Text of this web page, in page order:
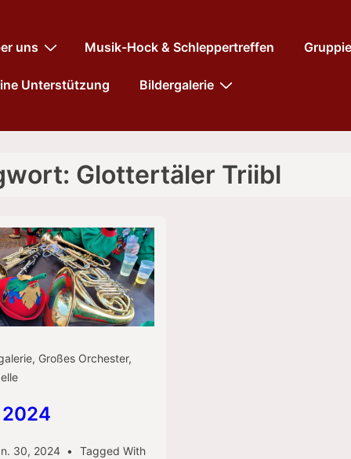
uns Musik-Hock & Schleppertreffen
Unterstützung Bildergalerie
Glottertäler Triibl
, Großes Orchester,
30, 2024
Tagged With